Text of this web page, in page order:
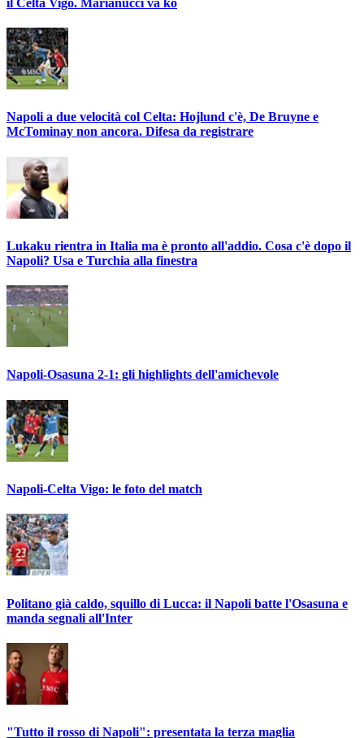
Napoli a due velocità col Celta: Hojlund c'è, De Bruyne e
McTominay non ancora. Difesa da registrare
Lukaku rientra in Italia ma è pronto all'addio. Cosa c'è dopo il
Napoli? Usa e Turchia alla finestra
Napoli-Osasuna 2-1: gli highlights dell'amichevole
Napoli-Celta Vigo: le foto del match
Politano già caldo, squillo di Lucca: il Napoli batte l'Osasuna e
manda segnali all'Inter
"Tutto il rosso di Napoli": presentata la terza maglia